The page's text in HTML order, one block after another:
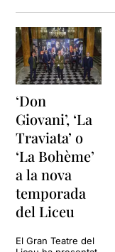
‘Don
Giovani’, ‘La
Traviata’ o
‘La Bohème’
a la nova
temporada
del Liceu
El Gran Teatre del